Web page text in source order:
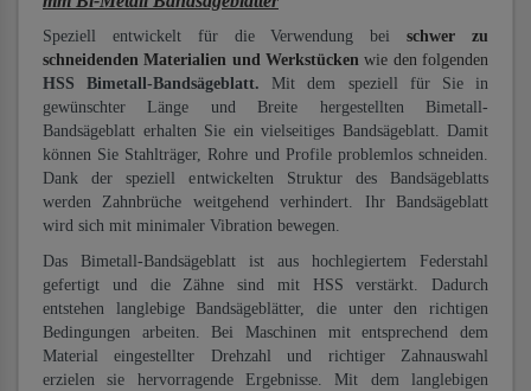
Speziell entwickelt für die Verwendung beischwer zu
schneidenden Materialien und Werkstücken wie den folgenden
HSS Bimetall-Bandsägeblatt. Mit dem speziell für Sie in
gewünschter Länge und Breite hergestellten Bimetall-
Bandsägeblatt erhalten Sie ein vielseitiges Bandsägeblatt. Damit
können Sie Stahlträger, Rohre und Profile problemlos schneiden.
Dank der speziell entwickelten Struktur des Bandsägeblatts
werden Zahnbrüche weitgehend verhindert. Ihr Bandsägeblatt
wird sich mit minimaler Vibration bewegen.
Das Bimetall-Bandsägeblatt ist aus hochlegiertem Federstahl
gefertigt und die Zähne sind mit HSS verstärkt. Dadurch
entstehen langlebige Bandsägeblätter, die unter den richtigen
Bedingungen arbeiten. Bei Maschinen mit entsprechend dem
Material eingestellter Drehzahl und richtiger Zahnauswahl
erzielen sie hervorragende Ergebnisse. Mit dem langlebigen